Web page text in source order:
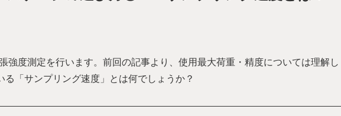
強度測定を行います。前回の記事より、使用最大荷重・精度については理解し
る「サンプリング速度」とは何でしょうか？